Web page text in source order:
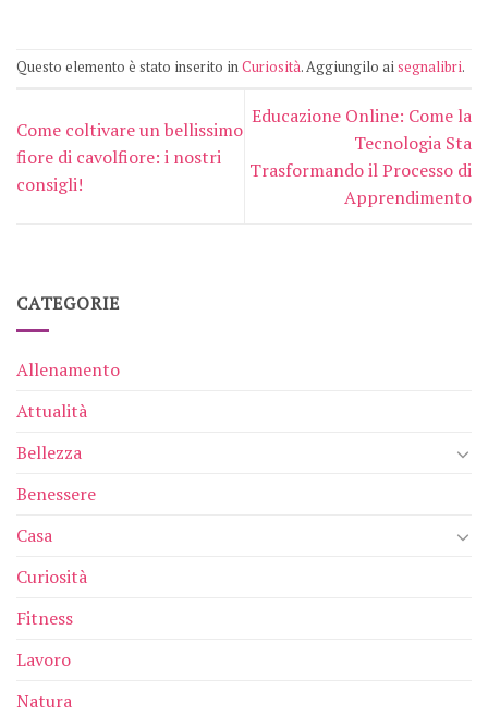
Questo elemento è stato inserito inCuriosità. Aggiungilo aisegnalibri.
Come coltivare un bellissimo
fiore di cavolfiore: i nostri
consigli!
Educazione Online: Come la
Tecnologia Sta
Trasformando il Processo di
Apprendimento
CATEGORIE
Allenamento
Attualità
Bellezza
Benessere
Casa
Curiosità
Fitness
Lavoro
Natura